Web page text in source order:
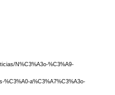
N%C3%A3o-%C3%A9-
%C3%A0-a%C3%A7%C3%A3o-